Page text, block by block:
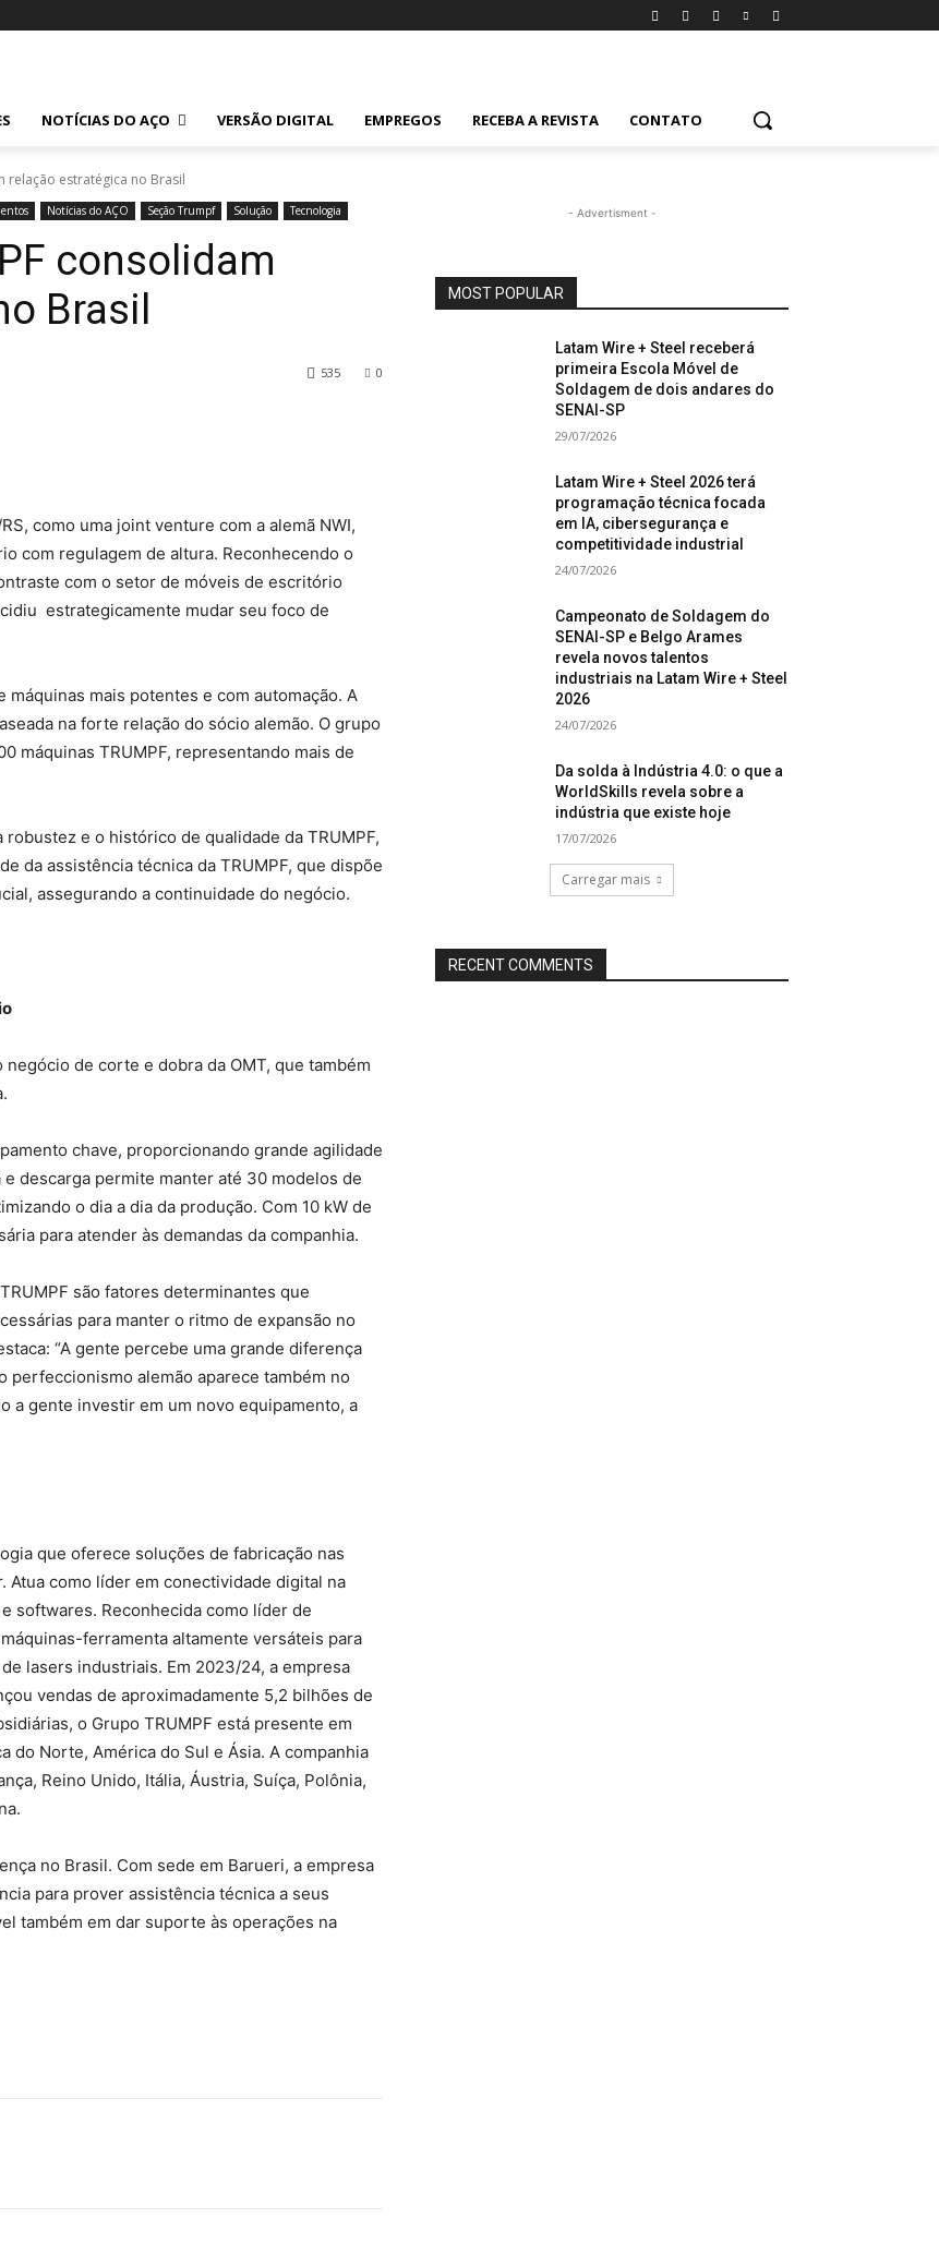
NOTÍCIAS DO AÇO VERSÃO DIGITAL EMPREGOS RECEBA A REVISTA CONTATO
relação estratégica no Brasil
Notícias do AÇO Seção Trumpf Solução Tecnologia
consolidam
Brasil
0
535
como uma joint venture com a alemã NWI,
com regulagem de altura. Reconhecendo o
com o setor de móveis de escritório
estrategicamente mudar seu foco de
mais potentes e com automação. A
na forte relação do sócio alemão. O grupo
máquinas TRUMPF, representando mais de
e o histórico de qualidade da TRUMPF,
da assistência técnica da TRUMPF, que dispõe
assegurando a continuidade do negócio.
de corte e dobra da OMT, que também
chave, proporcionando grande agilidade
descarga permite manter até 30 modelos de
o dia a dia da produção. Com 10 kW de
para atender às demandas da companhia.
são fatores determinantes que
para manter o ritmo de expansão no
“A gente percebe uma grande diferença
alemão aparece também no
a gente investir em um novo equipamento, a
que oferece soluções de fabricação nas
como líder em conectividade digital na
softwares. Reconhecida como líder de
ferramenta altamente versáteis para
lasers industriais. Em 2023/24, a empresa
vendas de aproximadamente 5,2 bilhões de
o Grupo TRUMPF está presente em
do Norte, América do Sul e Ásia. A companhia
Reino Unido, Itália, Áustria, Suíça, Polônia,
no Brasil. Com sede em Barueri, a empresa
para prover assistência técnica a seus
também em dar suporte às operações na
- Advertisment -
MOST POPULAR
Latam Wire + Steel receberá
primeira Escola Móvel de
Soldagem de dois andares do
SENAI-SP
29/07/2026
Latam Wire + Steel 2026 terá
programação técnica focada
em IA, cibersegurança e
competitividade industrial
24/07/2026
Campeonato de Soldagem do
SENAI-SP e Belgo Arames
revela novos talentos
industriais na Latam Wire + Steel
2026
24/07/2026
Da solda à Indústria 4.0: o que a
WorldSkills revela sobre a
indústria que existe hoje
17/07/2026
Carregar mais
RECENT COMMENTS